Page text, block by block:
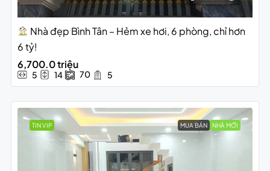
Nhà đẹp Bình Tân – Hẻm xe hơi, 6 phòng, chỉ hơn
6 tỷ!
6,700.0 triệu
5 14 70 5
TIN VIP MUA BÁN NHÀ MỚI